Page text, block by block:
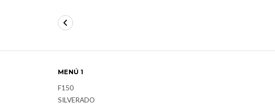
MENÚ 1
F150
SILVERADO